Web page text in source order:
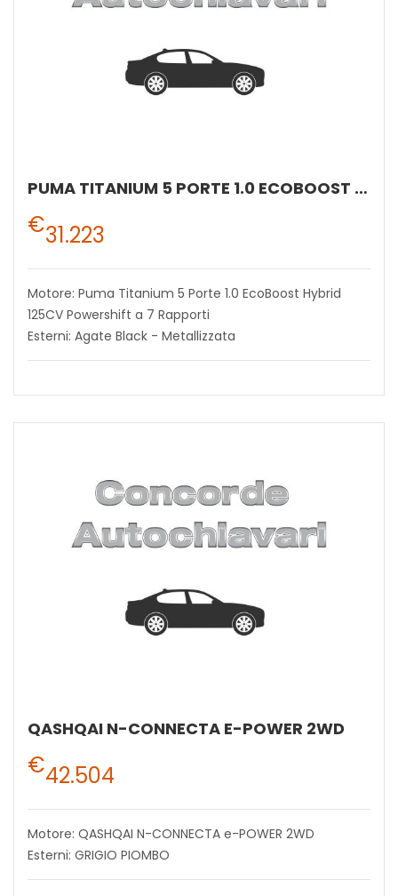
PUMA TITANIUM 5 PORTE 1.0 ECOBOOST HYBRID 125CV POWERSHIFT A 7 RAPPORTI
€31.223
Motore: Puma Titanium 5 Porte 1.0 EcoBoost Hybrid
125CV Powershift a 7 Rapporti
Esterni: Agate Black - Metallizzata
QASHQAI N-CONNECTA E-POWER 2WD
€42.504
Motore: QASHQAI N-CONNECTA e-POWER 2WD
Esterni: GRIGIO PIOMBO